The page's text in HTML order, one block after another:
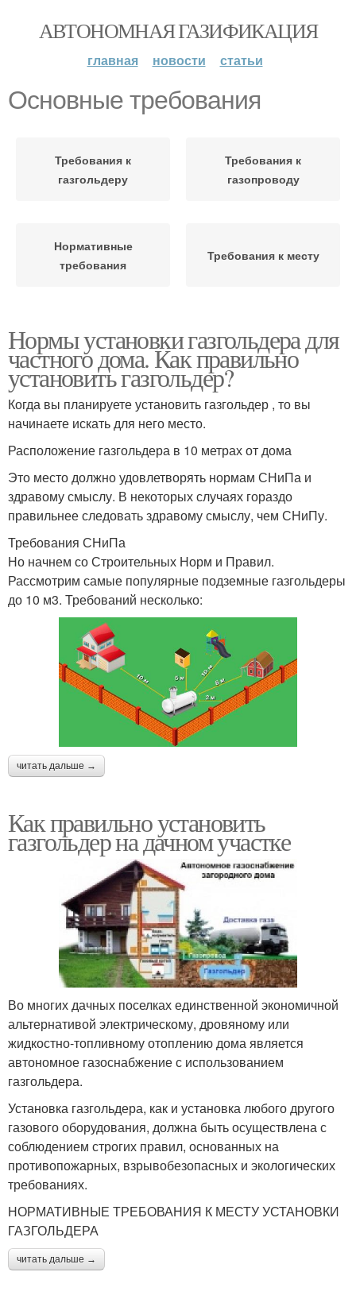
АВТОНОМНАЯ ГАЗИФИКАЦИЯ
главная новости статьи
Основные требования
Требования к
газгольдеру
Требования к
газопроводу
Нормативные
требования
Требования к месту
Нормы установки газгольдера для
частного дома. Как правильно
установить газгольдер?
Когда вы планируете установить газгольдер , то вы
начинаете искать для него место.
Расположение газгольдера в 10 метрах от дома
Это место должно удовлетворять нормам СНиПа и
здравому смыслу. В некоторых случаях гораздо
правильнее следовать здравому смыслу, чем СНиПу.
Требования СНиПа
Но начнем со Строительных Норм и Правил.
Рассмотрим самые популярные подземные газгольдеры
до 10 м3. Требований несколько:
читать дальше →
Как правильно установить
газгольдер на дачном участке
Во многих дачных поселках единственной экономичной
альтернативой электрическому, дровяному или
жидкостно-топливному отоплению дома является
автономное газоснабжение с использованием
газгольдера.
Установка газгольдера, как и установка любого другого
газового оборудования, должна быть осуществлена с
соблюдением строгих правил, основанных на
противопожарных, взрывобезопасных и экологических
требованиях.
НОРМАТИВНЫЕ ТРЕБОВАНИЯ К МЕСТУ УСТАНОВКИ
ГАЗГОЛЬДЕРА
читать дальше →